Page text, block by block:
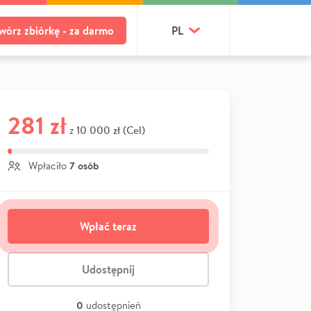
zbiórkę - za darmo PL
281 zł z 10 000 zł (Cel)
Wpłaciło 7 osób
Wpłać teraz
Udostępnij
0 udostępnień